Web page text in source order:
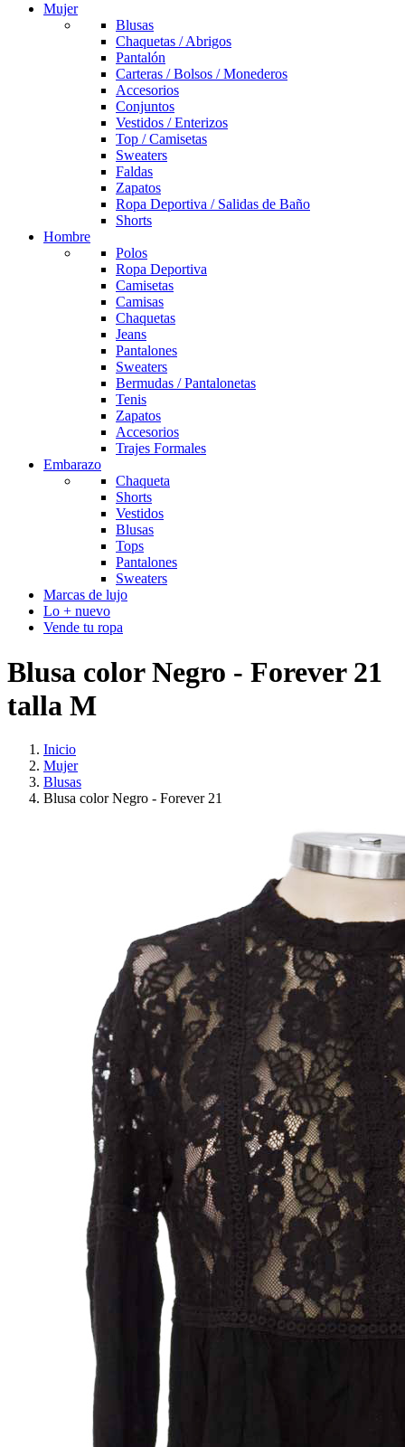
Mujer
Blusas
Chaquetas / Abrigos
Pantalón
Carteras / Bolsos / Monederos
Accesorios
Conjuntos
Vestidos / Enterizos
Top / Camisetas
Sweaters
Faldas
Zapatos
Ropa Deportiva / Salidas de Baño
Shorts
Hombre
Polos
Ropa Deportiva
Camisetas
Camisas
Chaquetas
Jeans
Pantalones
Sweaters
Bermudas / Pantalonetas
Tenis
Zapatos
Accesorios
Trajes Formales
Embarazo
Chaqueta
Shorts
Vestidos
Blusas
Tops
Pantalones
Sweaters
Marcas de lujo
Lo + nuevo
Vende tu ropa
Blusa color Negro - Forever 21
talla M
Inicio
Mujer
Blusas
Blusa color Negro - Forever 21